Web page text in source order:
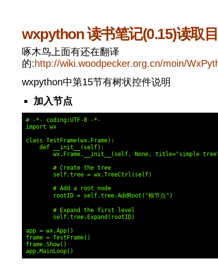
wxpython 读书笔记(0.15)读取
啄木鸟上面有还在翻译
的: http://wiki.woodpecker.org.cn/moin/
wxpython中第15节有树状控件说明
加入节点
# -*- coding:UTF-8 -*-
import wx
class TestFrame(wx.Frame):
    def __init__(self):
wx.Frame.__init__(self, None, title="simple
        # Create the tree
        self.tree = wx.TreeCtrl(self)
        # Add a root node
        rootID = self.tree.AddRoot("根节点")
        # Expand the first level
        self.tree.Expand(rootID)
app = wx.App()
frame = TestFrame()
frame.Show()